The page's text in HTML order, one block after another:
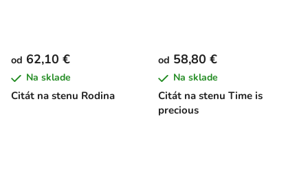
Citát na stenu Rodina
od 62,10 €
Na sklade
Citát na stenu Time is
precious
od 58,80 €
Na sklade